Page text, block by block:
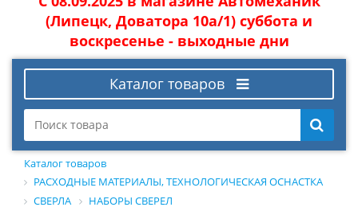
(Липецк, Доватора 10а/1) суббота и
воскресенье - выходные дни
Каталог товаров
Каталог товаров
РАСХОДНЫЕ МАТЕРИАЛЫ, ТЕХНОЛОГИЧЕСКАЯ ОСНАСТКА
СВЕРЛА
НАБОРЫ СВЕРЕЛ